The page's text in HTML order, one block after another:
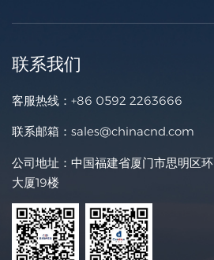
联系我们
客服热线： +86 0592 2263666
联系邮箱： sales@chinacnd.com
公司地址：中国福建省厦门市思明区
大厦19楼